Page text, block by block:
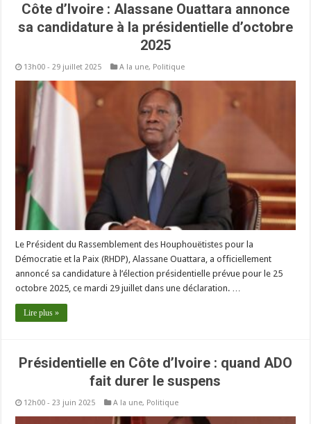
Côte d’Ivoire : Alassane Ouattara annonce
sa candidature à la présidentielle d’octobre
2025
13h00 - 29 juillet 2025 A la une, Politique
Le Président du Rassemblement des Houphouëtistes pour la
Démocratie et la Paix (RHDP), Alassane Ouattara, a officiellement
annoncé sa candidature à l’élection présidentielle prévue pour le 25
octobre 2025, ce mardi 29 juillet dans une déclaration. …
Lire plus »
Présidentielle en Côte d’Ivoire : quand ADO
fait durer le suspens
12h00 - 23 juin 2025 A la une, Politique